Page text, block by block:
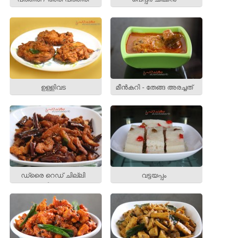
ഉള്ളിവട മീന്‍കറി - തേങ്ങ അരച്ചത്
ഡ്രൈ റെഡ് ചില്ലി
ചിക്കന്‍
വട്ടയപ്പം